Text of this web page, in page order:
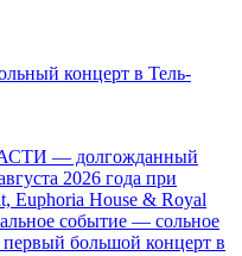
концерт в Тель-
— долгожданный
2026 года при
Euphoria House & Royal
событие — сольное
большой концерт в